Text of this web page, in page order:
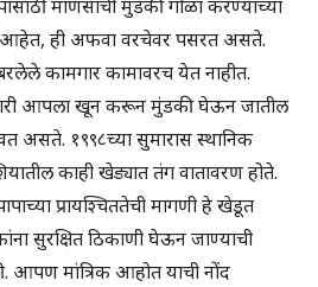
माणसांची मुंडकी गोळा करण्याच्या
आहेत, ही अफवा वरचेवर पसरत असते.
कामगार कामावरच येत नाहीत.
आपला खून करून मुंडकी घेऊन जातील
असते. १९९८च्या सुमारास स्थानिक
काही खेड्यात तंग वातावरण होते.
प्रायश्चिततेची मागणी हे खेडूत
सुरक्षित ठिकाणी घेऊन जाण्याची
आपण मांत्रिक आहोत याची नोंद